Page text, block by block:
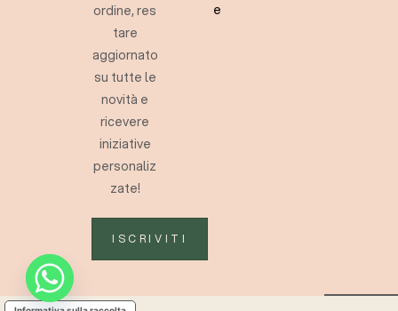
ordine, res
tare
aggiornato
su tutte le
novità e
ricevere
iniziative
personaliz
zate!
ISCRIVITI
e